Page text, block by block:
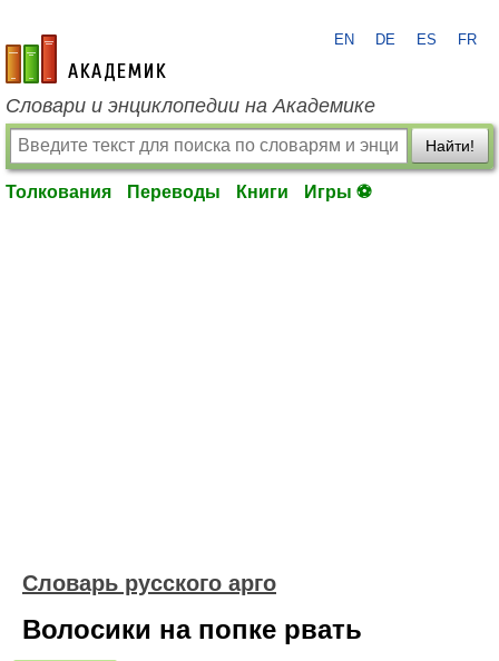
academic.ru
EN DE ES FR
Словари и энциклопедии на Академике
Найти!
Толкования Переводы Книги Игры ⚽
Словарь русского арго
Волосики на попке рвать